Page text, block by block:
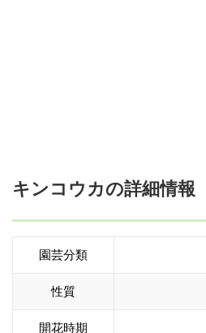
キンコウカの詳細情報
園芸分類
性質
開花時期